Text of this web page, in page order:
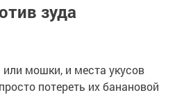
зуда
мошки, и места укусов
потереть их банановой